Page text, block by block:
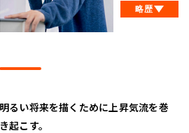
略歴略歴を開
明るい将来を描くために上昇気流を巻
き起こす。